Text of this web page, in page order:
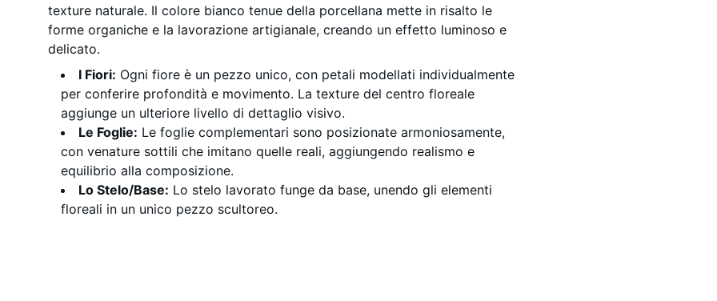
texture naturale. Il colore bianco tenue della porcellana mette in risalto le
forme organiche e la lavorazione artigianale, creando un effetto luminoso e
delicato.
I Fiori: Ogni fiore è un pezzo unico, con petali modellati individualmente
per conferire profondità e movimento. La texture del centro floreale
aggiunge un ulteriore livello di dettaglio visivo.
Le Foglie: Le foglie complementari sono posizionate armoniosamente,
con venature sottili che imitano quelle reali, aggiungendo realismo e
equilibrio alla composizione.
Lo Stelo/Base: Lo stelo lavorato funge da base, unendo gli elementi
floreali in un unico pezzo scultoreo.